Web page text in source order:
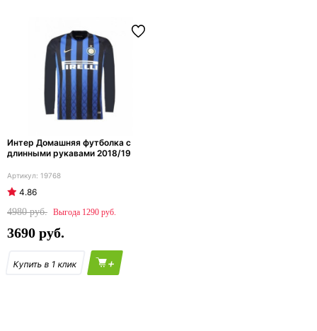
Интер Домашняя футболка с
длинными рукавами 2018/19
19768
4.86
4980
1290
3690
+